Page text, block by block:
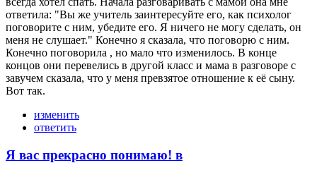
ответила: "Вы же учитель заинтересуйте его, как психолог
поговорите с ним, убедите его. Я ничего не могу сделать, он
меня не слушает." Конечно я сказала, что поговорю с ним.
Конечно поговорила , но мало что изменилось. В конце
концов они перевелись в другой класс и мама в разговоре с
завучем сказала, что у меня превзятое отношение к её сыну.
Вот так.
изменить
ответить
Я вас прекрасно понимаю! в